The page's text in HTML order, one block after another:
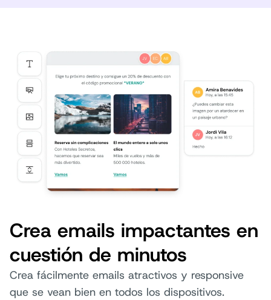
Crea emails impactantes en
cuestión de minutos
Crea fácilmente emails atractivos y responsive
que se vean bien en todos los dispositivos.